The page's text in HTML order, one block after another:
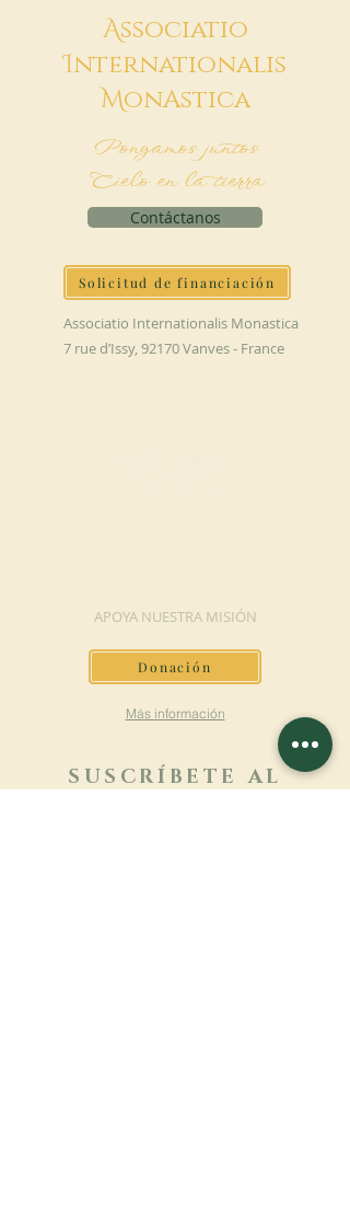
Associatio
Internationalis
MonAstica
Pongamos juntos
Cielo en la tierra
Contáctanos
Solicitud de financiación
Associatio Internationalis Monastica
7 rue d’Issy, 92170 Vanves - France
APOYA NUESTRA MISIÓN
Donación
Más información
SUSCRÍBETE AL